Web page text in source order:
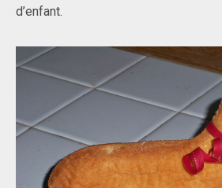
d’enfant.